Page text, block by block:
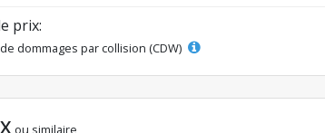
prix:
dommages par collision (CDW)
ou similaire